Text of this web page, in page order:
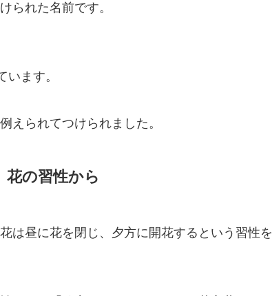
られた名前です。
ます。
えられてつけられました。
花の習性から
は昼に花を閉じ、夕方に開花するという習性を